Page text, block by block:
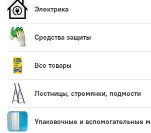
Электрика
Средства защиты
Все товары
Лестницы, стремянки, подмости
Упаковочные и вспомогательные